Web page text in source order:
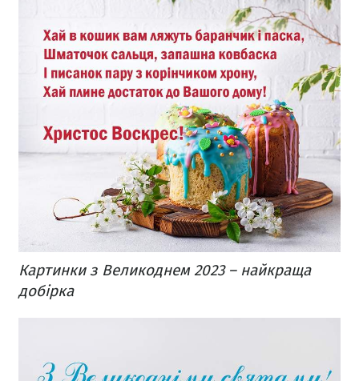
Картинки з Великоднем 2023 – найкраща
добірка